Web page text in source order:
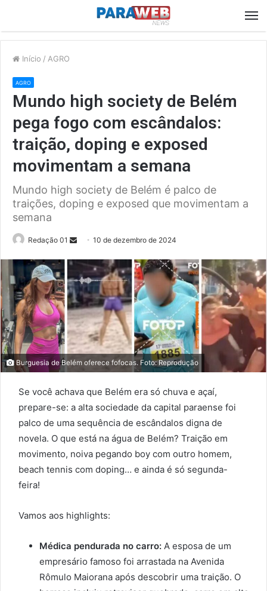
Início / AGRO
AGRO
Mundo high society de Belém
pega fogo com escândalos:
traição, doping e exposed
movimentam a semana
Mundo high society de Belém é palco de
traições, doping e exposed que movimentam a
semana
Redação 01
Send
email
10 de dezembro de 2024
Burguesia de Belém oferece fofocas. Foto: Reprodução
Se você achava que Belém era só chuva e açaí,
prepare-se: a alta sociedade da capital paraense foi
palco de uma sequência de escândalos digna de
novela. O que está na água de Belém? Traição em
movimento, noiva pegando boy com outro homem,
beach tennis com doping… e ainda é só segunda-
feira!
Vamos aos highlights:
Médica pendurada no carro: A esposa de um
empresário famoso foi arrastada na Avenida
Rômulo Maiorana após descobrir uma traição. O